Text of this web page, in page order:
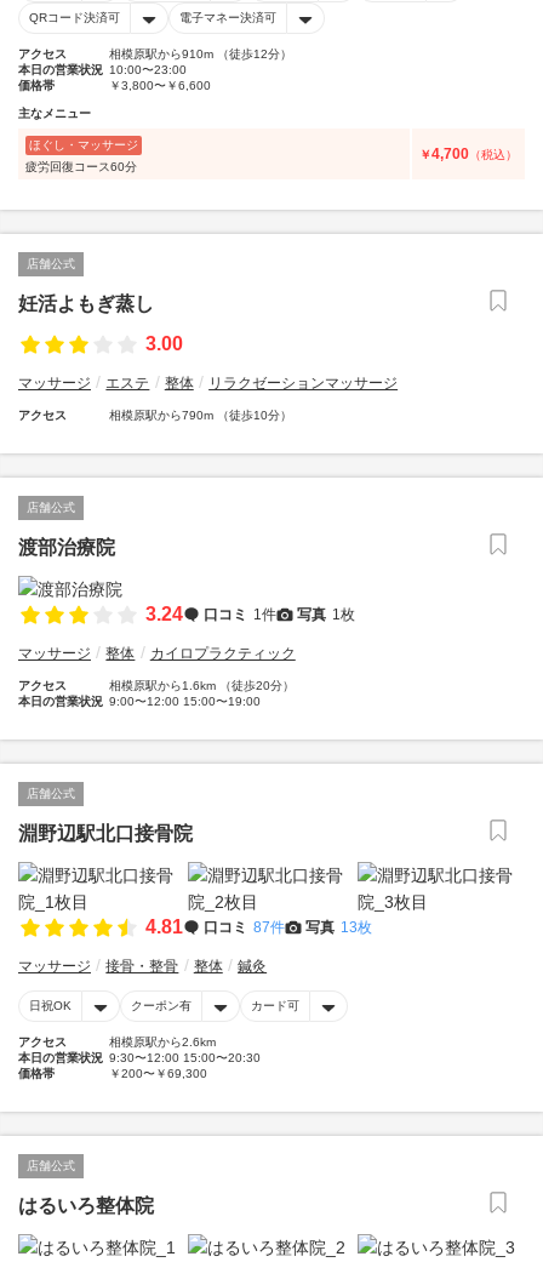
QRコード決済可 電子マネー決済可
アクセス
相模原駅から910m （徒歩12分）
本日の営業状況 10:00〜23:00
価格帯
￥3,800〜￥6,600
主なメニュー
ほぐし・マッサージ
疲労回復コース60分
￥4,700 （税込）
店舗公式
妊活よもぎ蒸し
3.00
マッサージ エステ 整体 リラクゼーションマッサージ
アクセス 相模原駅から790m （徒歩10分）
店舗公式
渡部治療院
3.24 口コミ 1件 写真 1枚
マッサージ 整体 カイロプラクティック
アクセス
相模原駅から1.6km （徒歩20分）
本日の営業状況 9:00〜12:00 15:00〜19:00
店舗公式
淵野辺駅北口接骨院
4.81 口コミ 87件 写真 13枚
マッサージ 接骨・整骨 整体 鍼灸
日祝OK クーポン有 カード可
アクセス
相模原駅から2.6km
本日の営業状況 9:30〜12:00 15:00〜20:30
価格帯
￥200〜￥69,300
店舗公式
はるいろ整体院